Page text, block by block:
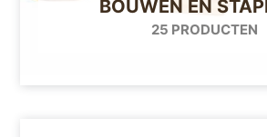
BOUWEN EN
25 PRODUCTEN